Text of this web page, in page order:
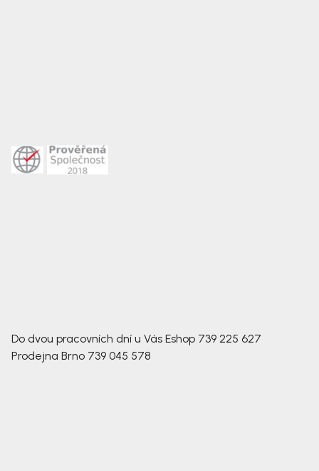
Do dvou pracovních dní u Vás Eshop 739 225 627
Prodejna Brno 739 045 578